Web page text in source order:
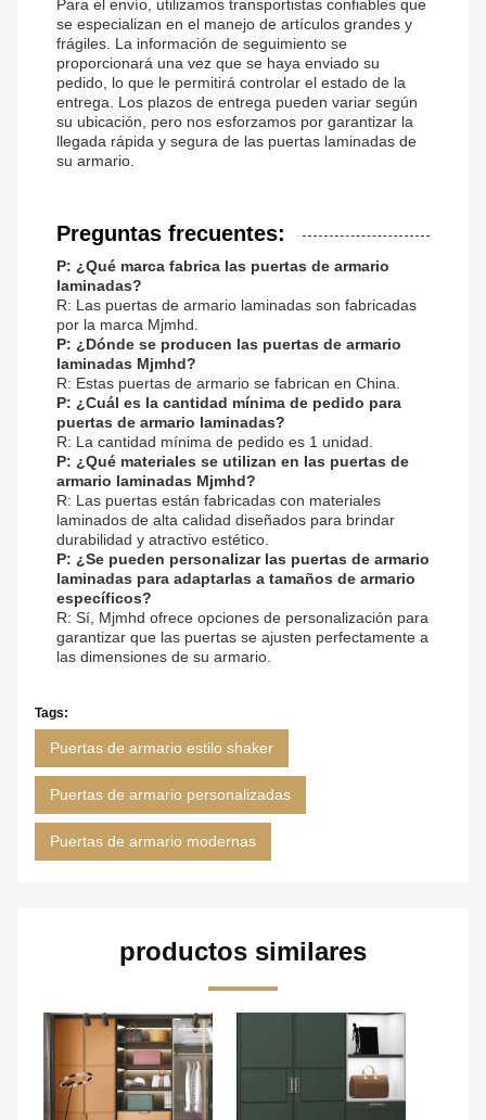
Para el envío, utilizamos transportistas confiables que
se especializan en el manejo de artículos grandes y
frágiles. La información de seguimiento se
proporcionará una vez que se haya enviado su
pedido, lo que le permitirá controlar el estado de la
entrega. Los plazos de entrega pueden variar según
su ubicación, pero nos esforzamos por garantizar la
llegada rápida y segura de las puertas laminadas de
su armario.
Preguntas frecuentes:
P: ¿Qué marca fabrica las puertas de armario
laminadas?
R: Las puertas de armario laminadas son fabricadas
por la marca Mjmhd.
P: ¿Dónde se producen las puertas de armario
laminadas Mjmhd?
R: Estas puertas de armario se fabrican en China.
P: ¿Cuál es la cantidad mínima de pedido para
puertas de armario laminadas?
R: La cantidad mínima de pedido es 1 unidad.
P: ¿Qué materiales se utilizan en las puertas de
armario laminadas Mjmhd?
R: Las puertas están fabricadas con materiales
laminados de alta calidad diseñados para brindar
durabilidad y atractivo estético.
P: ¿Se pueden personalizar las puertas de armario
laminadas para adaptarlas a tamaños de armario
específicos?
R: Sí, Mjmhd ofrece opciones de personalización para
garantizar que las puertas se ajusten perfectamente a
las dimensiones de su armario.
Tags:
Puertas de armario estilo shaker
Puertas de armario personalizadas
Puertas de armario modernas
productos similares